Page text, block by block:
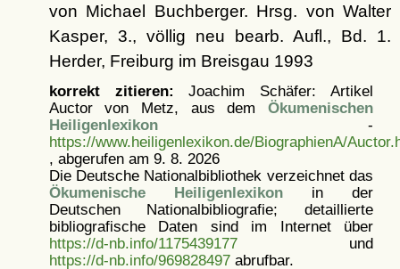
von Michael Buchberger. Hrsg. von Walter
Kasper, 3., völlig neu bearb. Aufl., Bd. 1.
Herder, Freiburg im Breisgau 1993
korrekt zitieren: Joachim Schäfer: Artikel
Auctor von Metz, aus dem Ökumenischen
Heiligenlexikon-
https://www.heiligenlexikon.de/BiographienA/
, abgerufen am 9. 8. 2026
Die Deutsche Nationalbibliothek verzeichnet das
Ökumenische Heiligenlexikonin der
Deutschen Nationalbibliografie; detaillierte
bibliografische Daten sind im Internet über
https://d-nb.info/1175439177und
https://d-nb.info/969828497abrufbar.